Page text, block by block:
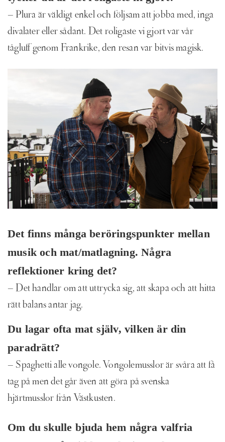
– Plura är väldigt enkel och följsam att jobba med, inga
divalater eller sådant. Det roligaste vi gjort var vår
tågluff genom Frankrike, den resan var bitvis magisk.
Det finns många beröringspunkter mellan
musik och mat/matlagning. Några
reflektioner kring det?
– Det handlar om att uttrycka sig, att skapa och att hitta
rätt balans antar jag.
Du lagar ofta mat själv, vilken är din
paradrätt?
– Spaghetti alle vongole. Vongolemusslor är svåra att få
tag på men det går även att göra på svenska
hjärtmusslor från Västkusten.
Om du skulle bjuda hem några valfria